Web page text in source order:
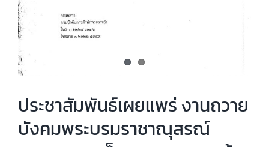
ประชาสัมพันธ์เผยแพร่ งานถวาย
บังคมพระบรมราชาณุสรณ์